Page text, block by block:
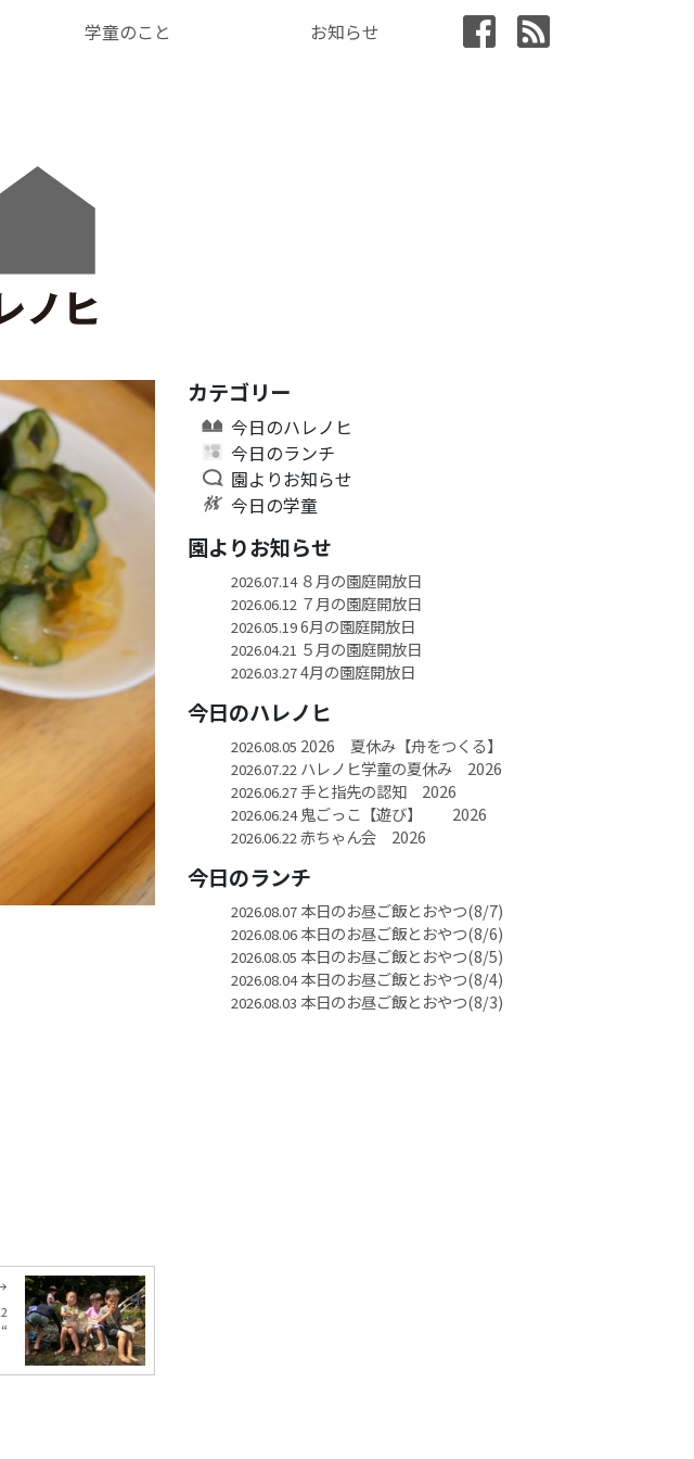
学童のこと お知らせ
カテゴリー
今日のハレノヒ
今日のランチ
園よりお知らせ
今日の学童
園よりお知らせ
2026.07.14８月の園庭開放日
2026.06.12 ７月の園庭開放日
2026.05.196月の園庭開放日
2026.04.21 ５月の園庭開放日
2026.03.274月の園庭開放日
今日のハレノヒ
2026.08.05 2026 夏休み【舟をつくる】
2026.07.22 ハレノヒ学童の夏休み 2026
2026.06.27手と指先の認知 2026
2026.06.24鬼ごっこ【遊び】 2026
2026.06.22 赤ちゃん会 2026
今日のランチ
2026.08.07本日のお昼ご飯とおやつ(8/7)
2026.08.06本日のお昼ご飯とおやつ(8/6)
2026.08.05 本日のお昼ご飯とおやつ(8/5)
2026.08.04本日のお昼ご飯とおやつ(8/4)
2026.08.03 本日のお昼ご飯とおやつ(8/3)